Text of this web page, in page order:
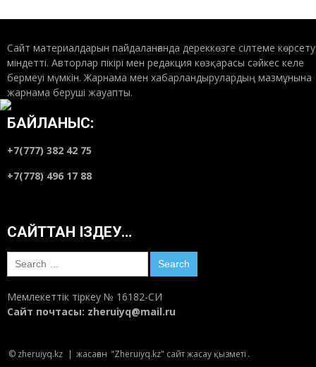
Сайт материалдарын пайдаланғанда дереккөзге сілтеме көрсету
міндетті. Авторлар пікірі мен редакция көзқарасы сәйкес келе
бермеуі мүмкін. Жарнама мен хабарландырулардың мазмұнына
жарнама беруші жауапты.
БАЙЛАНЫС:
+7(777) 382 42 75
+7(778) 496 17 88
САЙТТАН ІЗДЕУ…
Search
for:
Мемлекеттік тіркеу № 16182-СИ
Сайт почтасы: zheruiyq@mail.ru
© zheruiyq.kz | жасаған "Zheruiyq.kz" сайт жасау қызметі .